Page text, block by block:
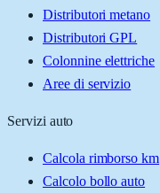
Distributori metano
Distributori GPL
Colonnine elettriche
Aree di servizio
Servizi auto
Calcola rimborso km
Calcolo bollo auto